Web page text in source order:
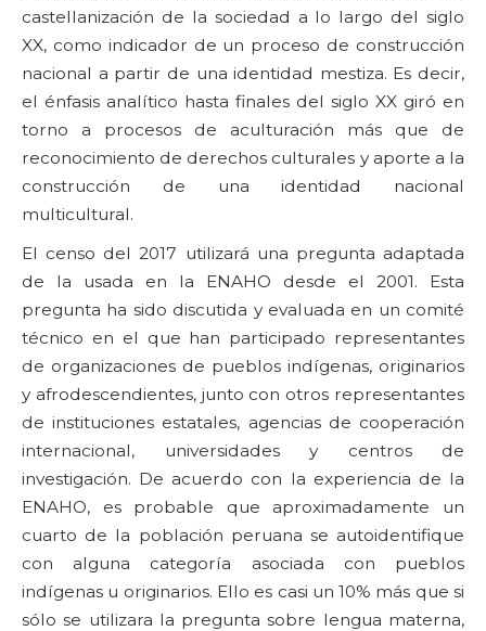
castellanización de la sociedad a lo largo del siglo
XX, como indicador de un proceso de construcción
nacional a partir de una identidad mestiza. Es decir,
el énfasis analítico hasta finales del siglo XX giró en
torno a procesos de aculturación más que de
reconocimiento de derechos culturales y aporte a la
construcción de una identidad nacional
multicultural.
El censo del 2017 utilizará una pregunta adaptada
de la usada en la ENAHO desde el 2001. Esta
pregunta ha sido discutida y evaluada en un comité
técnico en el que han participado representantes
de organizaciones de pueblos indígenas, originarios
y afrodescendientes, junto con otros representantes
de instituciones estatales, agencias de cooperación
internacional, universidades y centros de
investigación. De acuerdo con la experiencia de la
ENAHO, es probable que aproximadamente un
cuarto de la población peruana se autoidentifique
con alguna categoría asociada con pueblos
indígenas u originarios. Ello es casi un 10% más que si
sólo se utilizara la pregunta sobre lengua materna,